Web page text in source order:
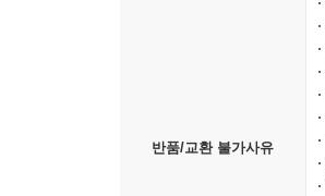
반품/교환 불가사유